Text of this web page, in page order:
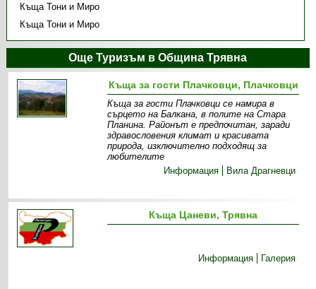
Къща Тони и Миро
Къща Тони и Миро
Още Туризъм в Община Трявна
Къща за гости Плачковци, Плачковци
Къща за гости Плачковци се намира в
сърцето на Балкана, в полите на Стара
Планина. Районът е предпочитан, заради
здравословения климат и красивата
природа, изключително подходящ за
любителите
Информация
Вила Драгневци
Къща Цаневи, Трявна
Информация Галерия